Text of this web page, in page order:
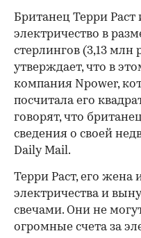
Британец Терри Раст
электричество в
стерлингов (3,13 млн
утверждает, что в
компания Npower,
посчитала его
говорят, что
сведения о своей
Daily Mail.
Терри Раст, его жена
электричества и
свечами. Они не
огромные счета за